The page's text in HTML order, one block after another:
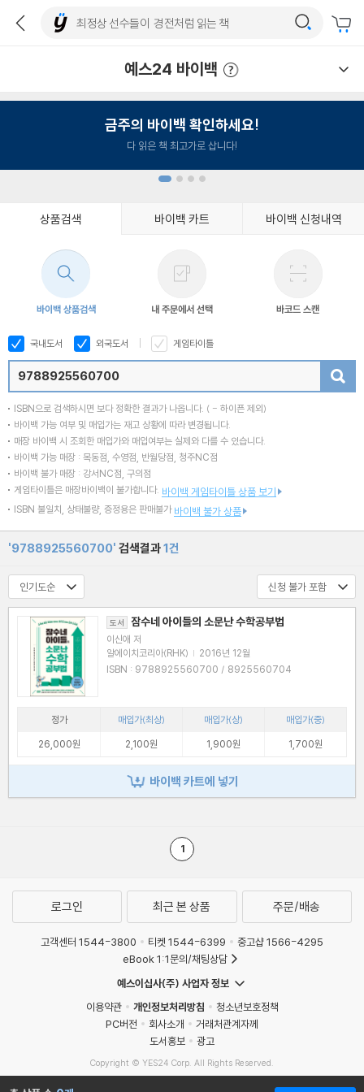
예스24 바이백
금주의 바이백 확인하세요!
다 읽은 책 최고가로 삽니다!
상품검색 바이백 카트 바이백 신청내역
바이백 상품검색 내 주문에서 선택 바코드 스캔
국내도서 외국도서 게임타이틀
ISBN으로 검색하시면 보다 정확한 결과가 나옵니다. ( - 하이픈 제외)
바이백 가능 여부 및 매입가는 재고 상황에 따라 변경됩니다.
매장 바이백 시 조회한 매입가와 매입여부는 실제와 다를 수 있습니다.
바이백 가능 매장 : 목동점, 수영점, 반월당점, 청주NC점
바이백 불가 매장 : 강서NC점, 구의점
게임타이틀은 매장바이백이 불가합니다. 바이백 게임타이틀 상품 보기
ISBN 불일치, 상태불량, 증정용은 판매불가 바이백 불가 상품
'9788925560700' 검색결과1건
도서 잠수네 아이들의 소문난 수학공부법
이신애 저
알에이치코리아(RHK) | 2016년 12월
ISBN : 9788925560700 / 8925560704
정가 매입가(최상) 매입가(상)
매입가(중)
26,000원
2,100원 1,900원 1,700원
바이백 카트에 넣기
1
로그인 최근 본 상품 주문/배송
고객센터 1544-3800 티켓 1544-6399
중고샵 1566-4295
eBook 1:1문의/채팅상담
예스이십사(주) 사업자 정보
이용약관
개인정보처리방침
청소년보호정책
PC버전
회사소개
거래처관계자께
도서홍보
광고
Copyright © YES24 Corp. All Rights Reserved.
MATOM4